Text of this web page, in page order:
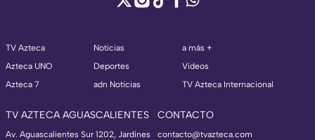
TV Azteca
Azteca UNO
Azteca 7
Noticias
Deportes
adn Noticias
a más +
Videos
TV Azteca Internacional
TV AZTECA AGUASCALIENTES
Av. Aguascalientes Sur 1202, Jardines
CONTACTO
contacto@tvazteca.com